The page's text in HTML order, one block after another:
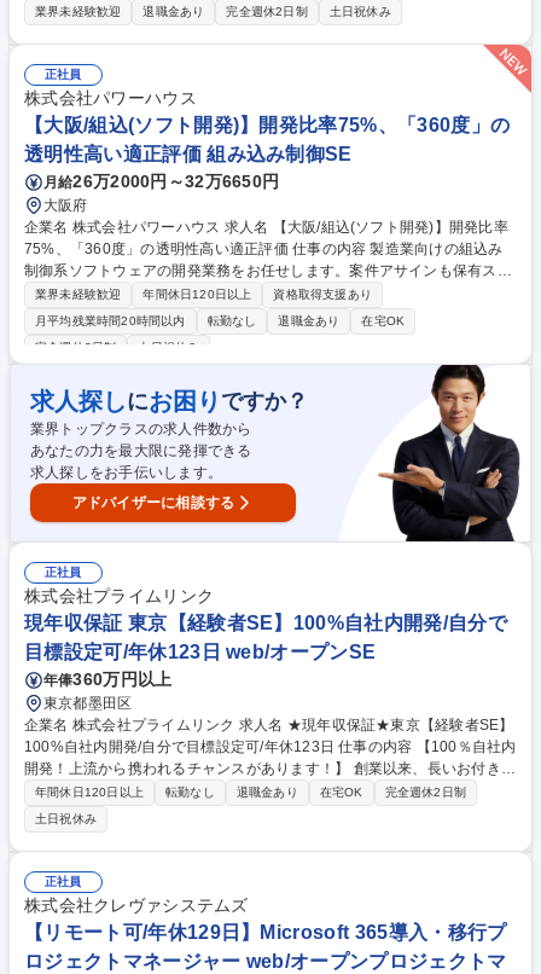
教育制度がございます。主に大手企業（メーカー・金融）や官公庁のエン
らの信頼が厚いベテランSEが多数在籍し、強固な関係を 構築している
為、大手企業との直接取引を可能としています。 ◎直接取引ができる強み
を活かして、早い段階から、大規模案件の最上流 工程や最先端技術に触れ
る事で、技術者として成長できる環境です。 ※職種経験者（半年以上）給
与優遇あり※ 募集職種 [大阪]開発SE/未経験,第二新卒歓迎/在宅勤務可能/
利益を社員に還元!年休126日
業界未経験歓迎 退職金あり 完全週休2日制 土日祝休み
正社員
株式会社パワーハウス
【大阪/組込(ソフト開発)】開発比率75%、「360度」の
透明性高い適正評価 組み込み制御SE
月給26万2000円～32万6650円
大阪府
企業名 株式会社パワーハウス 求人名 【大阪/組込(ソフト開発)】開発比率
75%、「360度」の透明性高い適正評価 仕事の内容 製造業向けの組込み
制御系ソフトウェアの開発業務をお任せします。案件アサインも保有スキ
ル/成長観点/希望との一致など多角的に判断。直近の業務や作業割合は必
要な能力・経験に記載の通り。社員ファーストな環境 ＜案件例＞ ■デジタ
ル一眼カメラ（開発環境：C++、C、Tron、担当フェーズ：調査・分析、
オートメーション向けアプリケーション（開発環境：C++、C#、担当フェ
ーズ：調査・分析、設計、製造） ※業務経験の豊富な方は、要件定義/基
本設計など上流工程からの参画や、管理業務もお任せします。 募集職種
【大阪/組込(ソフト開発)】開発比率75%、「360度」の透明性高い適正評
価
業界未経験歓迎 年間休日120日以上
資格取得支援あり
月平均残業時間20時間以内
転勤なし 退職金あり
在宅OK
完全週休2日制
土日祝休み
求人探しにお困り ですか？
業界トップクラスの求人件数から
あなたの力を最大限に発揮できる
求人探しをお手伝いします。
アドバイザーに相談する
正社員
株式会社プライムリンク
現年収保証 東京【経験者SE】100%自社内開発/自分で
目標設定可/年休123日 web/オープンSE
年俸360万円以上
東京都墨田区
企業名 株式会社プライムリンク 求人名 ★現年収保証★東京【経験者SE】
100%自社内開発/自分で目標設定可/年休123日 仕事の内容 【100％自社内
開発！上流から携われるチャンスがあります！】 創業以来、長いお付き合
いの大手お客様と取引し増収増益の当社にて、要件定義～開発、運用保守
まで、ご経験に応じた案件をお任せ致します。 ★大手アミューズメント企
業、コンサルティングファーム等の案件多数★ サービス向上を図るための
企画、設計、実装から販促まで幅広く経験し、誰よりも早くスキルをつけ
て成長したい方におすすめの求人です。 《当社について》創業者であり現
社長の考えのもと「真に顧客のためになる」「社員がやりがいをもって成
長できる」という価値観を軸に創業。上流案件/自社内開発/明確な人事制
度などの環境整備にこだわっています。 募集職種 ★現年収保証★東京
【経験者SE】100%自社内開発/自分で目標設定可/年休123日
年間休日120日以上 転勤なし 退職金あり 在宅OK
完全週休2日制
土日祝休み
正社員
株式会社クレヴァシステムズ
【リモート可/年休129日】Microsoft 365導入・移行プ
ロジェクトマネージャー web/オープンプロジェクトマ